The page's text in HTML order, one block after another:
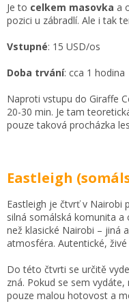
Je to celkem masovka a
pozici u zábradlí. Ale i tak
Vstupné: 15 USD/os
Doba trvání: cca 1 hodina
Naproti vstupu do Giraffe
20-30 min. Je tam
pouze taková procházka
Eastleigh
Eastleigh je čtvrť v Nairobi
silná somálská komunita
než klasické Nairobi – jiná
atmosféra. Autentické,
Do této čtvrti se určitě
zná. Pokud se sem
pouze malou hotovost a